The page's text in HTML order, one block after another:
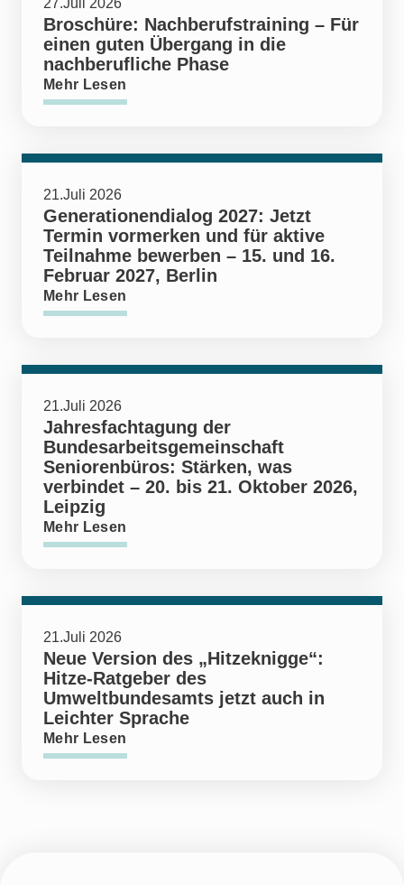
Broschüre: Nachberufstraining – Für
einen guten Übergang in die
nachberufliche Phase
Mehr Lesen
21.Juli 2026
Generationendialog 2027: Jetzt
Termin vormerken und für aktive
Teilnahme bewerben – 15. und 16.
Februar 2027, Berlin
Mehr Lesen
21.Juli 2026
Jahresfachtagung der
Bundesarbeitsgemeinschaft
Seniorenbüros: Stärken, was
verbindet – 20. bis 21. Oktober 2026,
Leipzig
Mehr Lesen
21.Juli 2026
Neue Version des „Hitzeknigge“:
Hitze-Ratgeber des
Umweltbundesamts jetzt auch in
Leichter Sprache
Mehr Lesen